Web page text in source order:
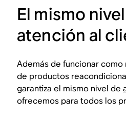
El mismo
atención al
Además de funcionar como
de productos
garantiza el mismo nivel de
ofrecemos para todos los